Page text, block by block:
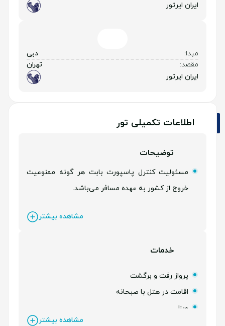
ایران ایرتور
مبدا:
دبی
مقصد:
تهران
ایران ایرتور
اطلاعات تکمیلی تور
توضیحات
مسئولیت کنترل پاسپورت بابت هر گونه ممنوعیت
خروج از کشور به عهده مسافر می‌باشد.
مشاهده بیشتر
خدمات
پرواز رفت و برگشت
اقامت در هتل با صبحانه
ویزا
مشاهده بیشتر